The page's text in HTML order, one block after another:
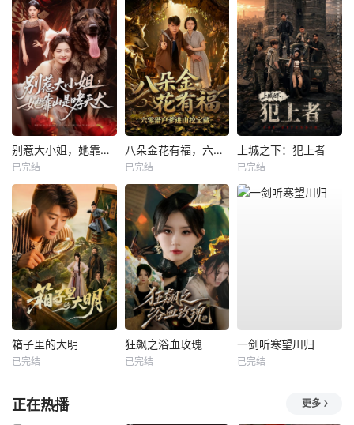
别惹大小姐，她靠山是哮天犬
已完结
八朵金花有福，六零猎户爹进山挖宝藏
已完结
上城之下：犯上者
已完结
箱子里的大明
已完结
狂飙之浴血玫瑰
已完结
一剑听寒望川归
已完结
正在热播 更多